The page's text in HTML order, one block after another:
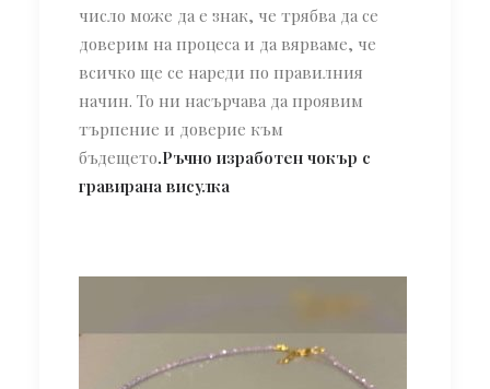
число може да е знак, че трябва да се
доверим на процеса и да вярваме, че
всичко ще се нареди по правилния
начин. То ни насърчава да проявим
търпение и доверие към
бъдещето.Ръчно изработен чокър с
гравирана висулка